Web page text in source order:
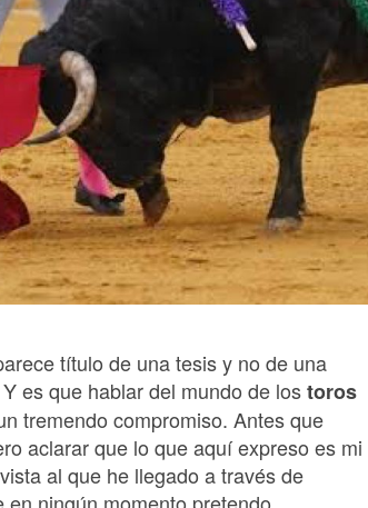
título de una tesis y no de una
es que hablar del mundo de lostoros
tremendo compromiso. Antes que
aclarar que lo que aquí expreso es mi
al que he llegado a través de